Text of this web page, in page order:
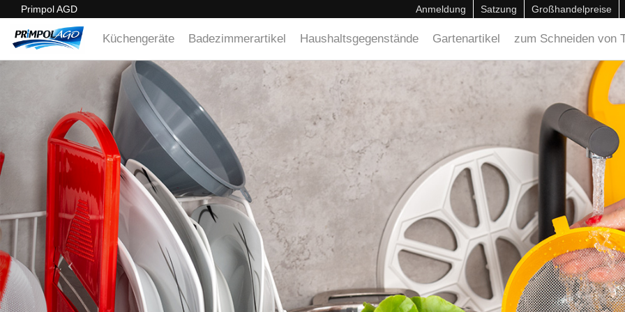
Primpol AGD Anmeldung Satzung Großhandelpreise
Küchengeräte Badezimmerartikel Haushaltsgegenstände Gartenartikel zum Schneiden von